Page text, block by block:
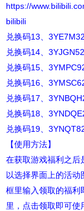
https://
bilibili
兑换码13、
兑换码14、
兑换码15、
兑换码16、
兑换码17、
兑换码18、
兑换码19、
【使用方法】
在获取游戏福利之后
以选择界面上的活
框里输入领取的福利
里，点击领取即可使